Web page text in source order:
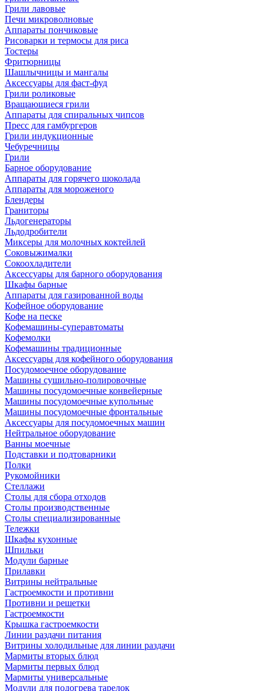
Грили лавовые
Печи микроволновые
Аппараты пончиковые
Рисоварки и термосы для риса
Тостеры
Фритюрницы
Шашлычницы и мангалы
Аксессуары для фаст-фуд
Грили роликовые
Вращающиеся грили
Аппараты для спиральных чипсов
Пресс для гамбургеров
Грили индукционные
Чебуречницы
Грили
Барное оборудование
Аппараты для горячего шоколада
Аппараты для мороженого
Блендеры
Граниторы
Льдогенераторы
Льдодробители
Миксеры для молочных коктейлей
Соковыжималки
Сокоохладители
Аксессуары для барного оборудования
Шкафы барные
Аппараты для газированной воды
Кофейное оборудование
Кофе на песке
Кофемашины-суперавтоматы
Кофемолки
Кофемашины традиционные
Аксессуары для кофейного оборудования
Посудомоечное оборудование
Машины сушильно-полировочные
Машины посудомоечные конвейерные
Машины посудомоечные купольные
Машины посудомоечные фронтальные
Аксессуары для посудомоечных машин
Нейтральное оборудование
Ванны моечные
Подставки и подтоварники
Полки
Рукомойники
Стеллажи
Столы для сбора отходов
Столы производственные
Столы специализированные
Тележки
Шкафы кухонные
Шпильки
Модули барные
Прилавки
Витрины нейтральные
Гастроемкости и противни
Противни и решетки
Гастроемкости
Крышка гастроемкости
Линии раздачи питания
Витрины холодильные для линии раздачи
Мармиты вторых блюд
Мармиты первых блюд
Мармиты универсальные
Модули для подогрева тарелок